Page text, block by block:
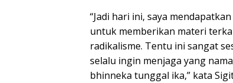
“Jadi hari ini, saya
untuk memberikan materi
radikalisme. Tentu ini sangat
selalu ingin menjaga yang
bhinneka tunggal ika,” kata